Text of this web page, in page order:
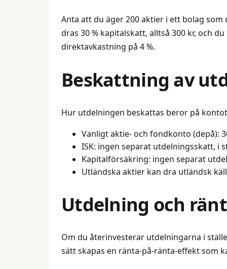
Anta att du äger 200 aktier i ett bolag som
dras 30 % kapitalskatt, alltså 300 kr, och
direktavkastning på 4 %.
Beskattning av
Hur utdelningen beskattas beror på
Vanligt aktie- och fondkonto (depå):
ISK: ingen separat utdelningsskatt, i
Kapitalförsäkring: ingen separat
Utländska aktier kan dra utländsk
Utdelning och
Om du återinvesterar utdelningarna i
sätt skapas en ränta-på-ränta-effekt som